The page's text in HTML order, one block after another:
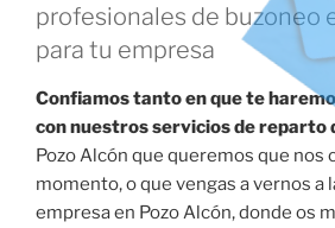
profesionales de buzoneo
para tu empresa
Confiamos tanto en que te
con nuestros servicios de reparto
Pozo Alcón que queremos que nos
momento, o que vengas a vernos a
empresa en Pozo Alcón, donde os